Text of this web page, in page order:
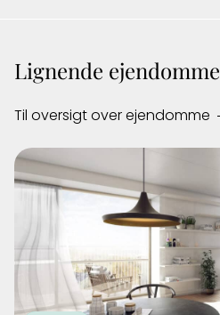
Lignende ejendomme
Til oversigt over ejendomme